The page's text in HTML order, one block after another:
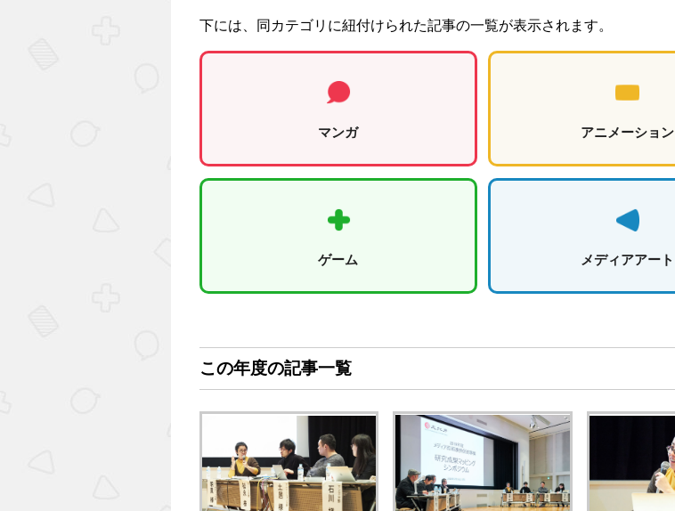
下には、同カテゴリに紐付けられた記事の一覧が表示されます。
マンガ アニメーション
ゲーム メディアアート
この年度の記事一覧